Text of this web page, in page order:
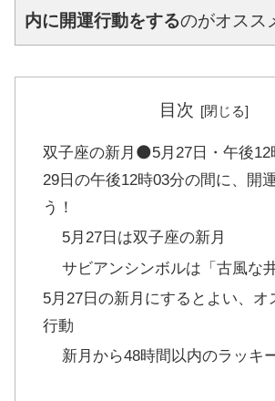
内に開運行動をするのがオスス
目次
双子座の新月🌑5月27日・午後12
29日の午後12時03分の間に、開
う！
5月27日は双子座の新月
サビアンシンボルは「古風な井
5月27日の新月にするとよい、オ
行動
新月から48時間以内のラッキ